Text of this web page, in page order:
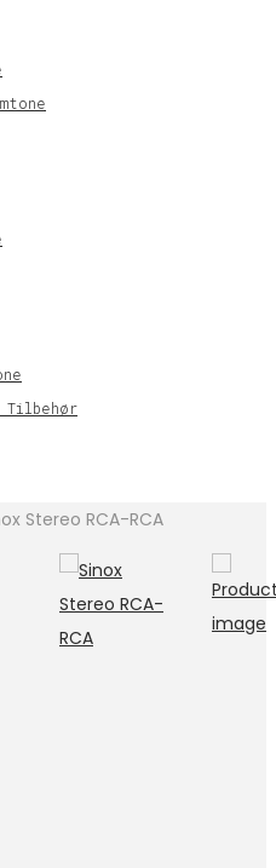
Tilbehør
Stereo RCA-RCA